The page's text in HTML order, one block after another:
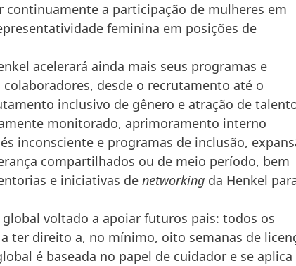
a participação de mulheres em
feminina em posições de
acelerará ainda mais seus programas e
desde o recrutamento até o
inclusivo de gênero e atração de
monitorado, aprimoramento interno
inconsciente e programas de inclusão,
compartilhados ou de meio período, bem
e iniciativas de networking da Henkel
voltado a apoiar futuros pais: todos os
ter direito a, no mínimo, oito semanas de
é baseada no papel de cuidador e se aplica